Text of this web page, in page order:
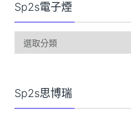
Sp2s電子煙
sp2s
子
Sp2s思博瑞